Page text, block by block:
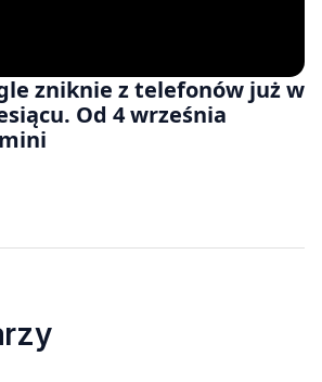
zniknie z telefonów już w
Od 4 września